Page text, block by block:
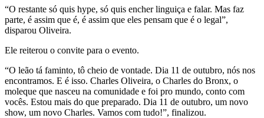
“O restante só quis hype, só quis encher linguiça e falar. Mas faz
parte, é assim que é, é assim que eles pensam que é o legal”,
disparou Oliveira.
Ele reiterou o convite para o evento.
“O leão tá faminto, tô cheio de vontade. Dia 11 de outubro, nós nos
encontramos. E é isso. Charles Oliveira, o Charles do Bronx, o
moleque que nasceu na comunidade e foi pro mundo, conto com
vocês. Estou mais do que preparado. Dia 11 de outubro, um novo
show, um novo Charles. Vamos com tudo!”, finalizou.